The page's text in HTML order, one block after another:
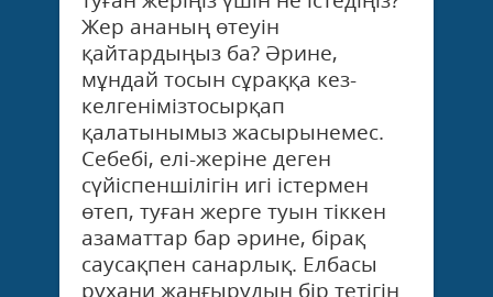
Жер ананың өтеуін
қайтардыңыз ба? Әрине,
мұндай тосын сұраққа кез-
келгенімізтосырқап
қалатынымыз жасырынемес.
Себебі, елі-жеріне деген
сүйіспеншілігін игі істермен
өтеп, туған жерге туын тіккен
азаматтар бар әрине, бірақ
саусақпен санарлық. Елбасы
рухани жаңғырудың бір тетігін